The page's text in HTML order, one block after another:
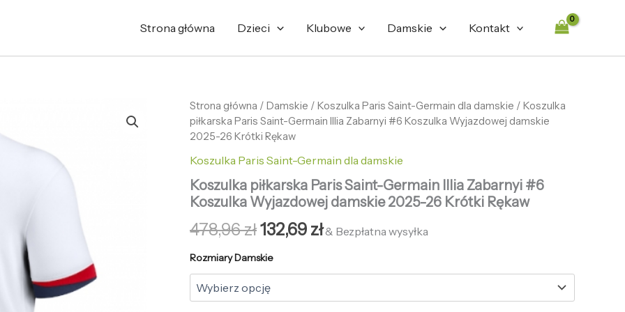
Strona główna Dzieci Klubowe Damskie Kontakt
Strona główna / Damskie / Koszulka Paris Saint-Germain dla damskie / Koszulka
piłkarska Paris Saint-Germain Illia Zabarnyi #6 Koszulka Wyjazdowej damskie
2025-26 Krótki Rękaw
Koszulka Paris Saint-Germain dla damskie
Koszulka piłkarska Paris Saint-Germain Illia Zabarnyi #6
Koszulka Wyjazdowej damskie 2025-26 Krótki Rękaw
478,96zł
Pierwotna
cena
wynosiła:
478,96 zł.
132,69 zł
Aktualna
wynosi:
132,69 zł.
& Bezpłatna wysyłka
Rozmiary Damskie
ilość
Koszulka
piłkarska
Saint-
Illia
Zabarnyi
Koszulka
damskie
2025-
26
Krótki